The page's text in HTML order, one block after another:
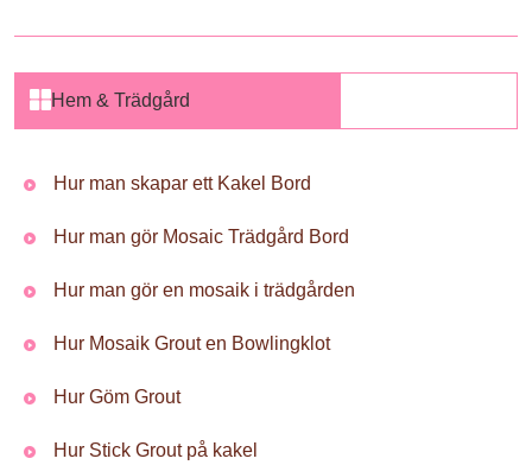
Hem & Trädgård
Hur man skapar ett Kakel Bord
Hur man gör Mosaic Trädgård Bord
Hur man gör en mosaik i trädgården
Hur Mosaik Grout en Bowlingklot
Hur Göm Grout
Hur Stick Grout på kakel